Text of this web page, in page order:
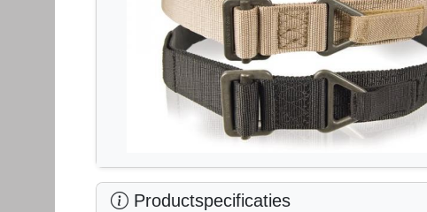
Productspecificaties